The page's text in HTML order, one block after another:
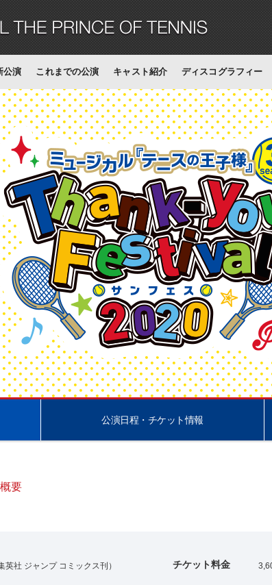
公演 これまでの公演 キャスト紹介 ディスコグラフィー
公演日程・チケット情報
要
社 ジャンプ コミックス刊） チケット料金